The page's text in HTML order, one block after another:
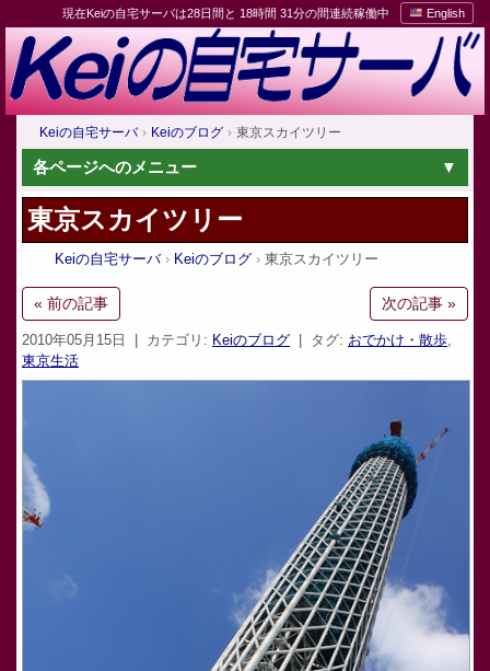
現在Keiの自宅サーバは28日間と 18時間 31分の間連続稼働中 English
Keiの自宅サーバ Keiのブログ 東京スカイツリー
各ページへのメニュー
東京スカイツリー
Keiの自宅サーバ Keiのブログ 東京スカイツリー
« 前の記事 次の記事 »
2010年05月15日 | カテゴリ: Keiのブログ | タグ: おでかけ・散歩,
東京生活